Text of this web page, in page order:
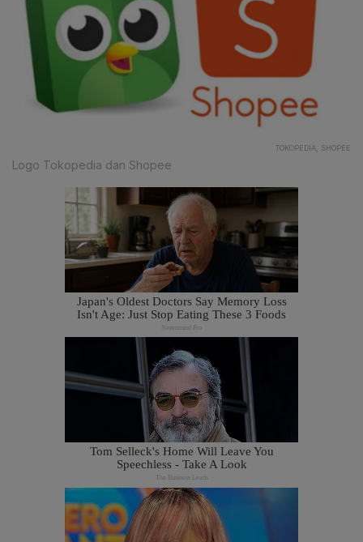
TOKOPEDIA, SHOPEE
Logo Tokopedia dan Shopee